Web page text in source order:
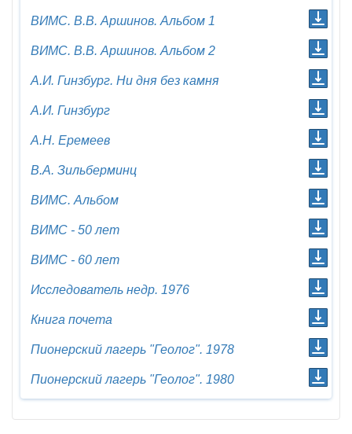
ВИМС. В.В. Аршинов. Альбом 1
ВИМС. В.В. Аршинов. Альбом 2
А.И. Гинзбург. Ни дня без камня
А.И. Гинзбург
А.Н. Еремеев
В.А. Зильберминц
ВИМС. Альбом
ВИМС - 50 лет
ВИМС - 60 лет
Исследователь недр. 1976
Книга почета
Пионерский лагерь "Геолог". 1978
Пионерский лагерь "Геолог". 1980